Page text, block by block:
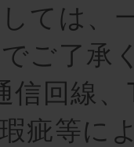
ては、
ご了承
信回線
疵等に